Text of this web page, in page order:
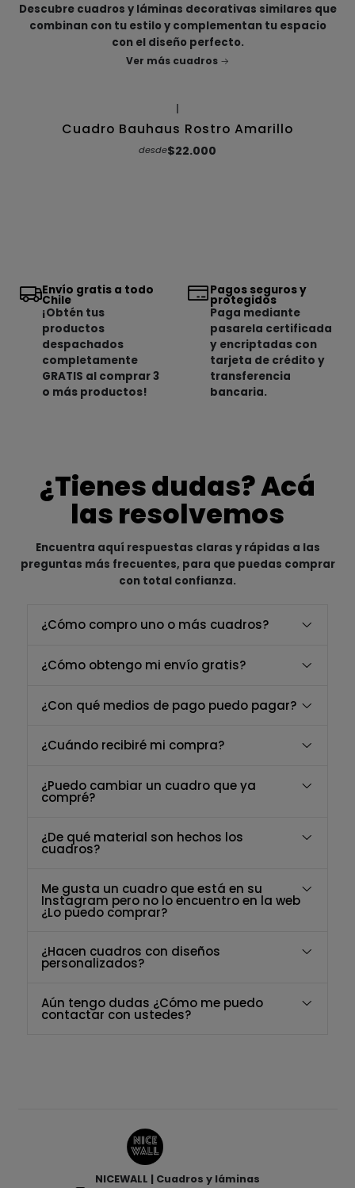
Descubre cuadros y láminas decorativas similares que
combinan con tu estilo y complementan tu espacio
con el diseño perfecto.
Ver más cuadros
Cuadro Bauhaus Rostro Amarillo
desde$22.000
Envío gratis a todo
Chile
¡Obtén tus
productos
despachados
completamente
GRATIS al comprar 3
o más productos!
Pagos seguros y
protegidos
Paga mediante
pasarela certificada
y encriptadas con
tarjeta de crédito y
transferencia
bancaria.
¿Tienes dudas? Acá
las resolvemos
Encuentra aquí respuestas claras y rápidas a las
preguntas más frecuentes, para que puedas comprar
con total confianza.
¿Cómo compro uno o más cuadros?
¿Cómo obtengo mi envío gratis?
¿Con qué medios de pago puedo pagar?
¿Cuándo recibiré mi compra?
¿Puedo cambiar un cuadro que ya
compré?
¿De qué material son hechos los
cuadros?
Me gusta un cuadro que está en su
Instagram pero no lo encuentro en la web
¿Lo puedo comprar?
¿Hacen cuadros con diseños
personalizados?
Aún tengo dudas ¿Cómo me puedo
contactar con ustedes?
NICEWALL | Cuadros y láminas